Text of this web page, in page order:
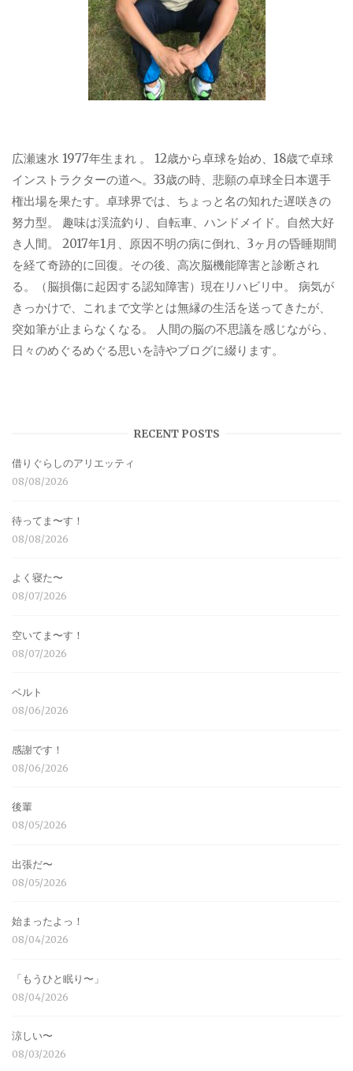
広瀬速水 1977年生まれ 。 12歳から卓球を始め、18歳で卓球
インストラクターの道へ。33歳の時、悲願の卓球全日本選手
権出場を果たす。卓球界では、ちょっと名の知れた遅咲きの
努力型。 趣味は渓流釣り、自転車、ハンドメイド。自然大好
き人間。 2017年1月、原因不明の病に倒れ、3ヶ月の昏睡期間
を経て奇跡的に回復。その後、高次脳機能障害と診断され
る。（脳損傷に起因する認知障害）現在リハビリ中。 病気が
きっかけで、これまで文学とは無縁の生活を送ってきたが、
突如筆が止まらなくなる。 人間の脳の不思議を感じながら、
日々のめぐるめぐる思いを詩やブログに綴ります。
RECENT POSTS
借りぐらしのアリエッティ
08/08/2026
待ってま〜す！
08/08/2026
よく寝た〜
08/07/2026
空いてま〜す！
08/07/2026
ベルト
08/06/2026
感謝です！
08/06/2026
後輩
08/05/2026
出張だ〜
08/05/2026
始まったよっ！
08/04/2026
「もうひと眠り〜」
08/04/2026
涼しい〜
08/03/2026